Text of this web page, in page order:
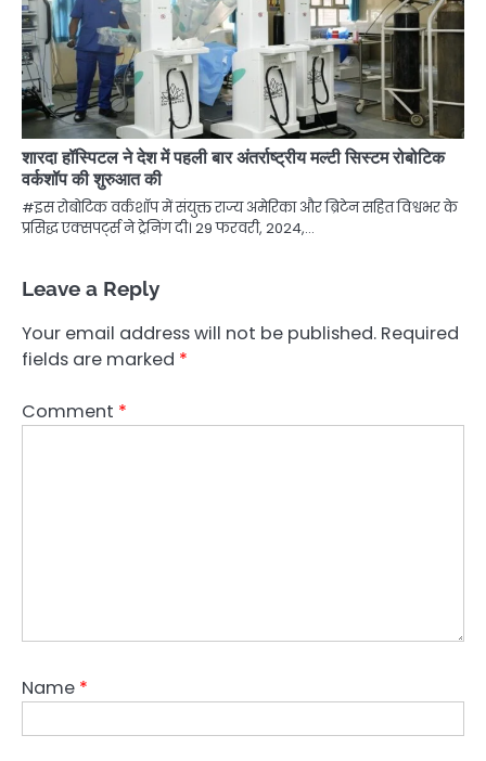
शारदा हॉस्पिटल ने देश में पहली बार अंतर्राष्ट्रीय मल्टी सिस्टम रोबोटिक
वर्कशॉप की शुरुआत की
#इस रोबोटिक वर्कशॉप में संयुक्त राज्य अमेरिका और ब्रिटेन सहित विश्वभर के
प्रसिद्ध एक्सपर्ट्स ने ट्रेनिंग दी। 29 फरवरी, 2024,…
Leave a Reply
Your email address will not be published. Required
fields are marked *
Comment *
Name *